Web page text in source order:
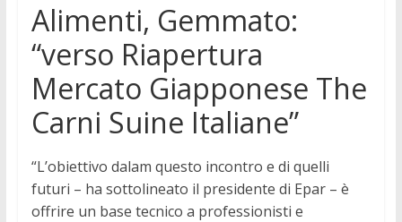
Alimenti, Gemmato:
“verso Riapertura
Mercato Giapponese The
Carni Suine Italiane”
“L’obiettivo dalam questo incontro e di quelli
futuri – ha sottolineato il presidente di Epar – è
offrire un base tecnico a professionisti e